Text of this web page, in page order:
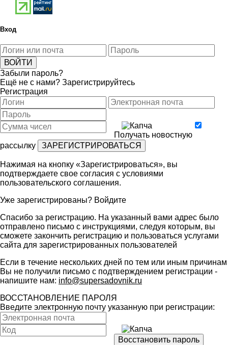
Вход
Забыли пароль?
Ещё не с нами? Зарегистрируйтесь
Регистрация
Получать новостную
рассылку
Нажимая на кнопку «Зарегистрироваться», вы
подтверждаете свое согласия с условиями
пользовательского соглашения.
Уже зарегистрированы? Войдите
Спасибо за регистрацию. На указанный вами адрес было
отправлено письмо с инструкциями, следуя которым, вы
сможете закончить регистрацию и пользоваться услугами
сайта для зарегистрированных пользователей
Если в течение нескольких дней по тем или иным причинам
Вы не получили письмо с подтверждением регистрации -
напишите нам: info@supersadovnik.ru
ВОССТАНОВЛЕНИЕ ПАРОЛЯ
Введите электронную почту указанную при регистрации: